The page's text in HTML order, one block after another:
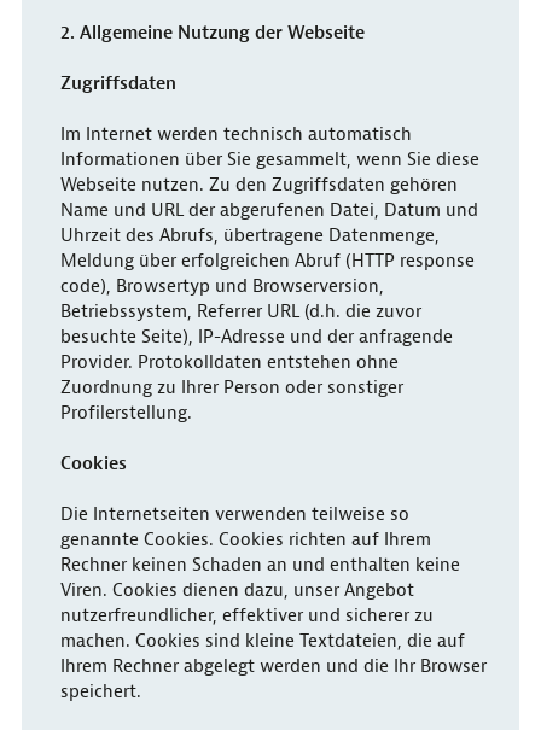
2. Allgemeine Nutzung der Webseite
Zugriffsdaten
Im Internet werden technisch automatisch
Informationen über Sie gesammelt, wenn Sie diese
Webseite nutzen. Zu den Zugriffsdaten gehören
Name und URL der abgerufenen Datei, Datum und
Uhrzeit des Abrufs, übertragene Datenmenge,
Meldung über erfolgreichen Abruf (HTTP response
code), Browsertyp und Browserversion,
Betriebssystem, Referrer URL (d.h. die zuvor
besuchte Seite), IP-Adresse und der anfragende
Provider. Protokolldaten entstehen ohne
Zuordnung zu Ihrer Person oder sonstiger
Profilerstellung.
Cookies
Die Internetseiten verwenden teilweise so
genannte Cookies. Cookies richten auf Ihrem
Rechner keinen Schaden an und enthalten keine
Viren. Cookies dienen dazu, unser Angebot
nutzerfreundlicher, effektiver und sicherer zu
machen. Cookies sind kleine Textdateien, die auf
Ihrem Rechner abgelegt werden und die Ihr Browser
speichert.